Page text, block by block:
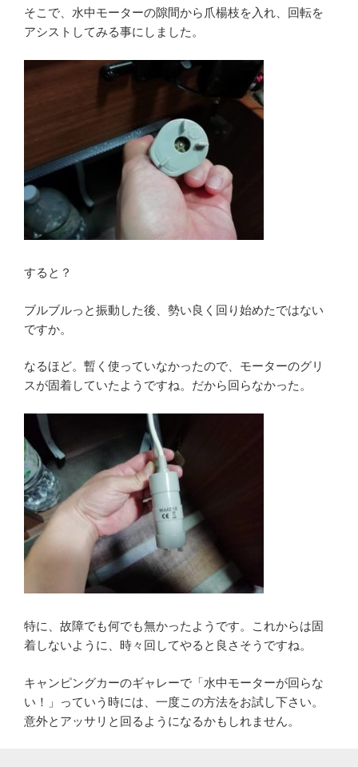
そこで、水中モーターの隙間から爪楊枝を入れ、回転を
アシストしてみる事にしました。
すると？
ブルブルっと振動した後、勢い良く回り始めたではない
ですか。
なるほど。暫く使っていなかったので、モーターのグリ
スが固着していたようですね。だから回らなかった。
特に、故障でも何でも無かったようです。これからは固
着しないように、時々回してやると良さそうですね。
キャンピングカーのギャレーで「水中モーターが回らな
い！」っていう時には、一度この方法をお試し下さい。
意外とアッサリと回るようになるかもしれません。